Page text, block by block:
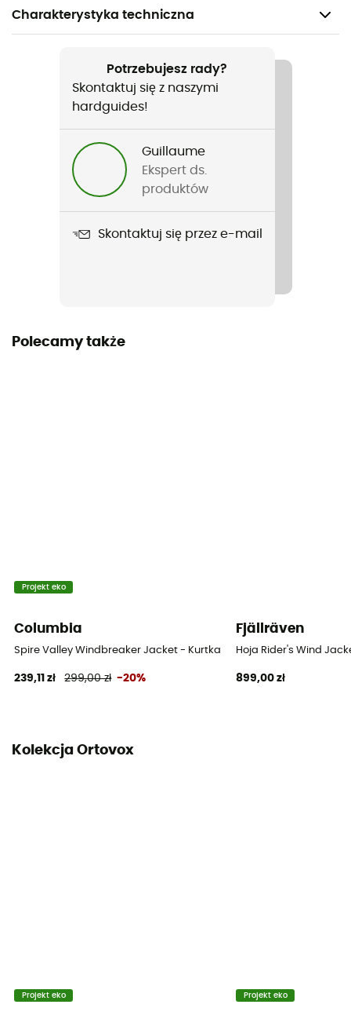
Charakterystyka techniczna
Turystyka piesza / Codzienny użytek / Sporty zimowe
Venet Swisswool 60 Jacket W
Materiały
Potrzebujesz rady?
Skontaktuj się z naszymi
hardguides!
Guillaume
Ekspert ds.
produktów
Skontaktuj się przez e-mail
Polecamy także
Projekt eko
Columbia
Spire Valley Windbreaker Jacket - Kurtka wiatrówka damska
239,11 zł 299,00 zł -20%
Fjällräven
Hoja Rider's Wind
899,00 zł
Kolekcja Ortovox
Projekt eko Projekt eko